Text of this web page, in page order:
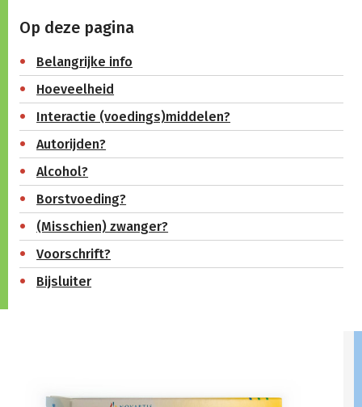
Op deze pagina
Belangrijke info
Hoeveelheid
Interactie (voedings)middelen?
Autorijden?
Alcohol?
Borstvoeding?
(Misschien) zwanger?
Voorschrift?
Bijsluiter